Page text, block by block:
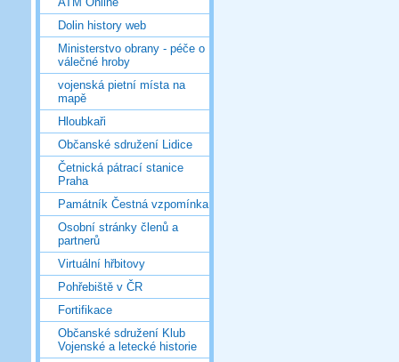
Dolin history web
Ministerstvo obrany - péče o
válečné hroby
vojenská pietní místa na
mapě
Hloubkaři
Občanské sdružení Lidice
Četnická pátrací stanice
Praha
Památník Čestná vzpomínka
Osobní stránky členů a
partnerů
Virtuální hřbitovy
Pohřebiště v ČR
Fortifikace
Občanské sdružení Klub
Vojenské a letecké historie